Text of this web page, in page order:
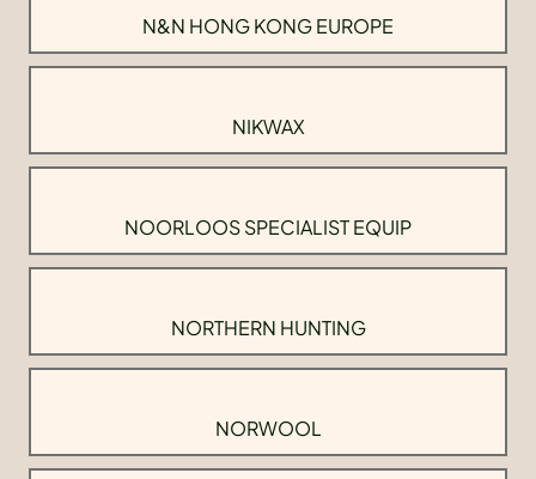
N&N HONG KONG EUROPE
NIKWAX
NOORLOOS SPECIALIST EQUIP
NORTHERN HUNTING
NORWOOL